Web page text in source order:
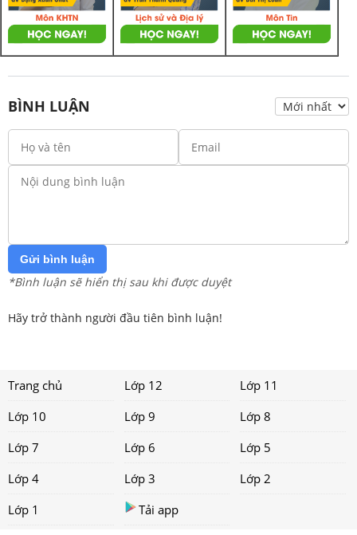
BÌNH LUẬN
Gửi bình luận
*Bình luận sẽ hiển thị sau khi được duyệt
Hãy trở thành người đầu tiên bình luận!
Trang chủ Lớp 12
Lớp 11
Lớp 10
Lớp 9
Lớp 8
Lớp 7
Lớp 6
Lớp 5
Lớp 4
Lớp 3
Lớp 2
Lớp 1
Tải app